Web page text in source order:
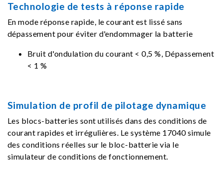
Technologie de tests à réponse rapide
En mode réponse rapide, le courant est lissé sans
dépassement pour éviter d'endommager la batterie
Bruit d'ondulation du courant < 0,5 %, Dépassement
< 1 %
Simulation de profil de pilotage dynamique
Les blocs-batteries sont utilisés dans des conditions de
courant rapides et irrégulières. Le système 17040 simule
des conditions réelles sur le bloc-batterie via le
simulateur de conditions de fonctionnement.